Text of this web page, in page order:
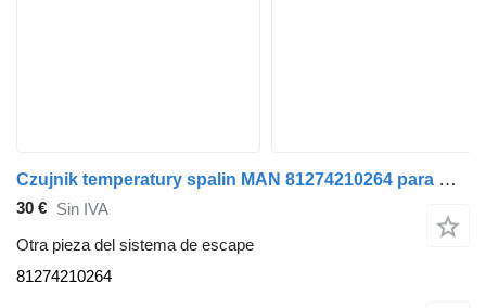
Czujnik temperatury spalin MAN 81274210264 para MAN camión
30 € Sin IVA
Otra pieza del sistema de escape
81274210264